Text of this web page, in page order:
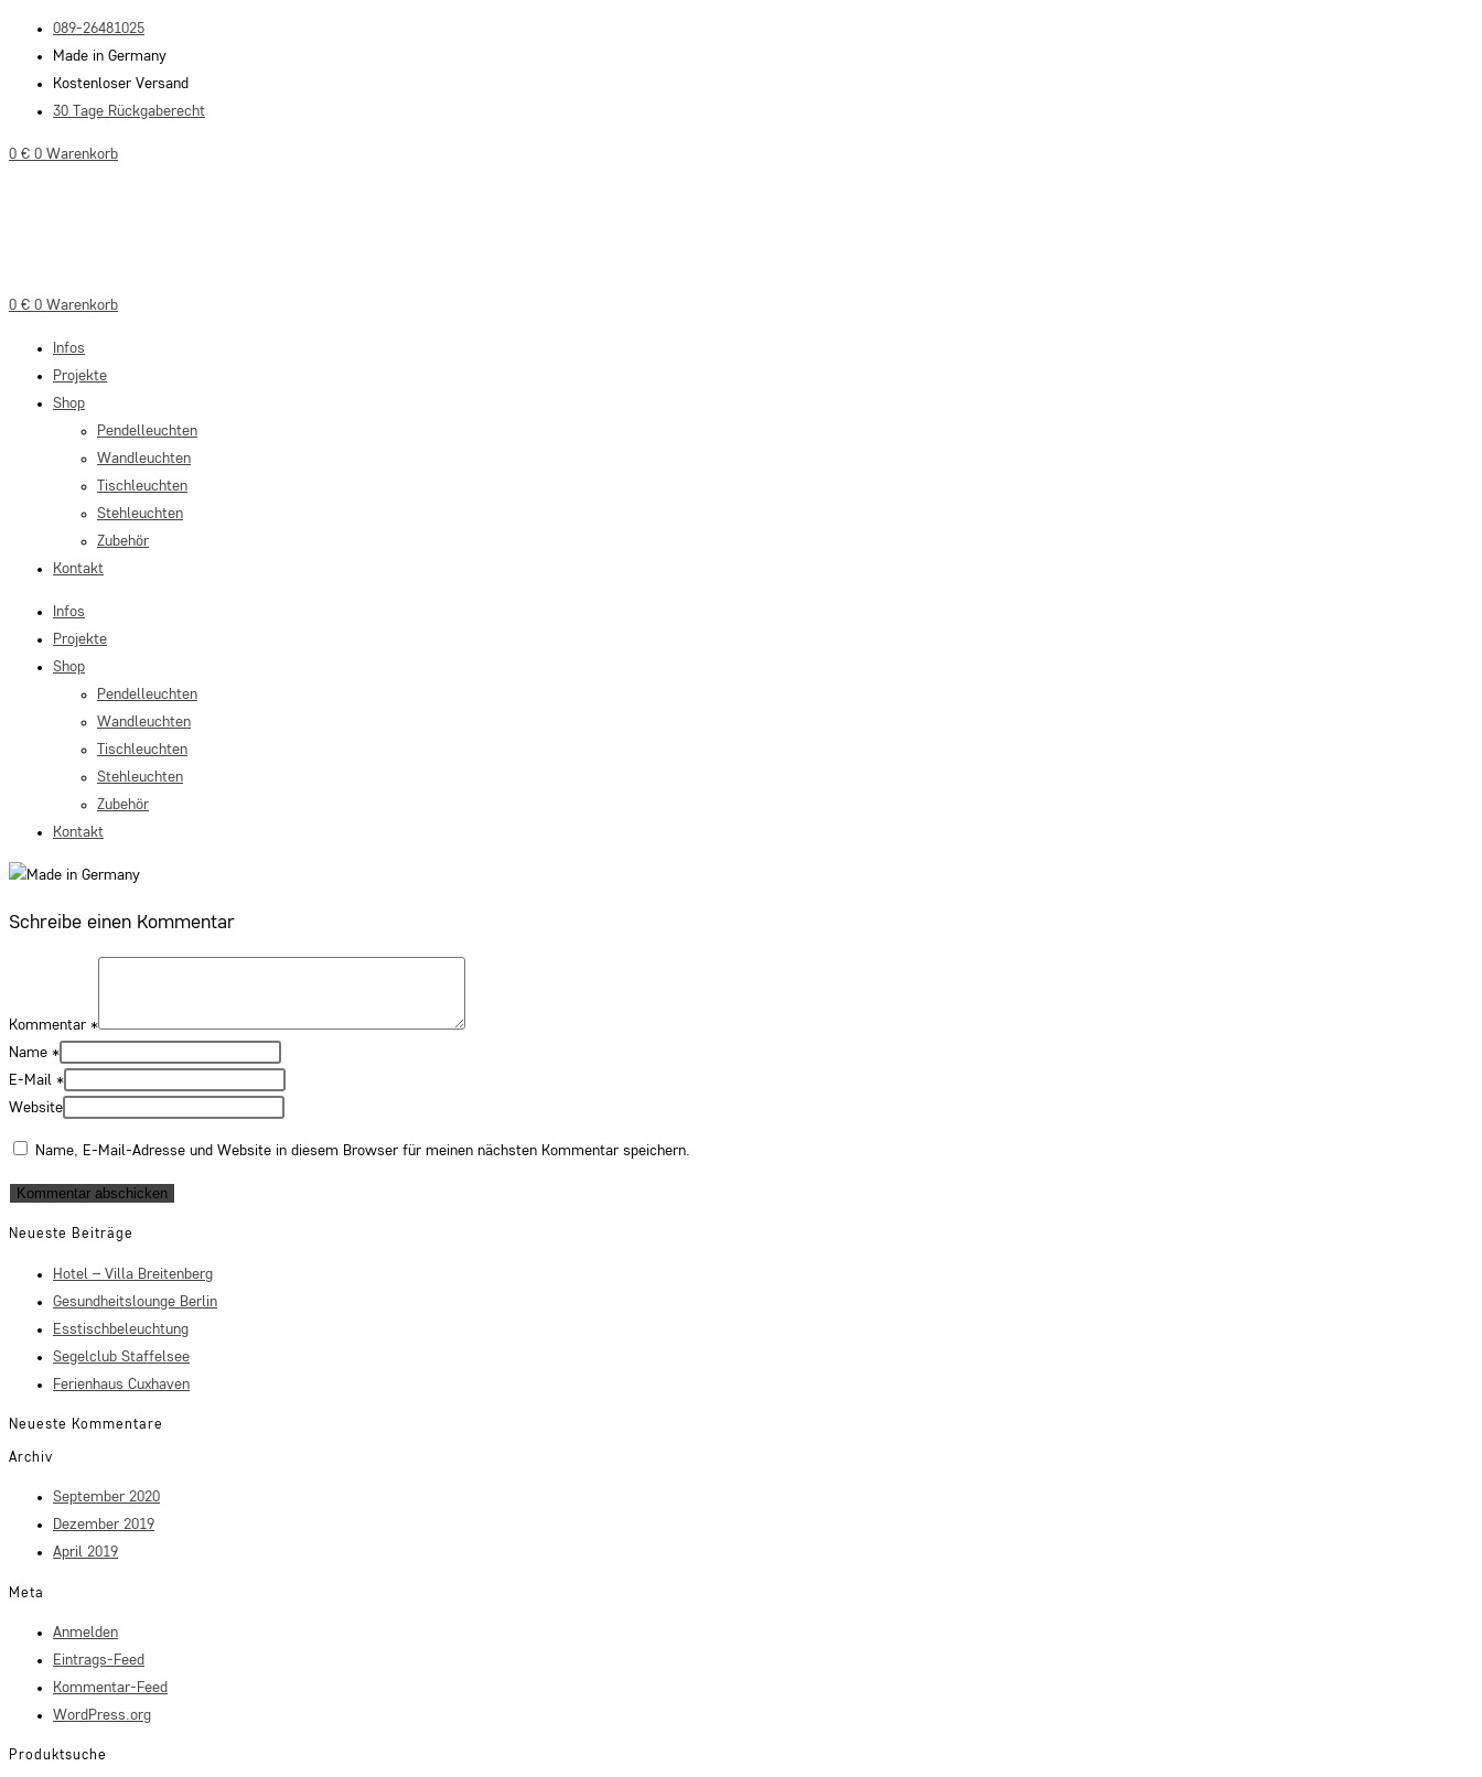
Inhalt
springen
089-26481025
Made in Germany
Kostenloser Versand
30 Tage Rückgaberecht
0 € 0 Warenkorb
0 € 0 Warenkorb
Infos
Projekte
Shop
Pendelleuchten
Wandleuchten
Tischleuchten
Stehleuchten
Zubehör
Kontakt
Infos
Projekte
Shop
Pendelleuchten
Wandleuchten
Tischleuchten
Stehleuchten
Zubehör
Kontakt
Schreibe einen Kommentar
Kommentar *
Name *
E-Mail *
Website
Name, E-Mail-Adresse und Website in diesem Browser für meinen nächsten Kommentar speichern.
Neueste Beiträge
Hotel – Villa Breitenberg
Gesundheitslounge Berlin
Esstischbeleuchtung
Segelclub Staffelsee
Ferienhaus Cuxhaven
Neueste Kommentare
Archiv
September 2020
Dezember 2019
April 2019
Meta
Anmelden
Eintrags-Feed
Kommentar-Feed
WordPress.org
Produktsuche